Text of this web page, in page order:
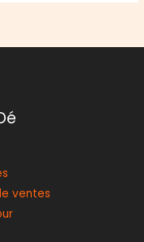
ventes